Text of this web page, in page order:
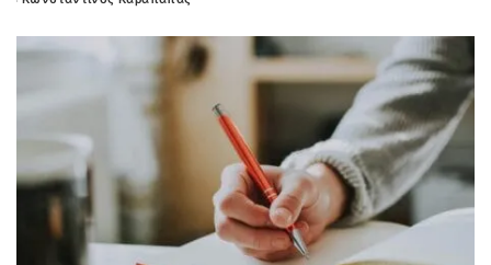
Posted